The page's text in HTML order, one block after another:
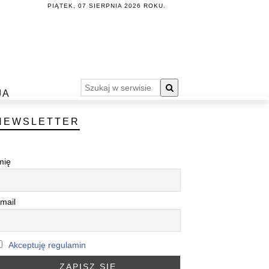
PIĄTEK, 07 SIERPNIA 2026 ROKU.
Akceptuję regulamin